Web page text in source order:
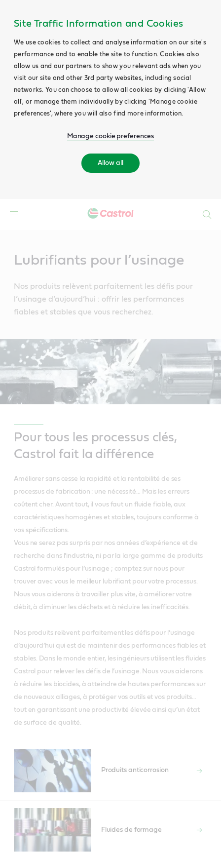
Site Traffic Information and Cookies
We use cookies to collect and analyse information on our site's
performance and to enable the site to function. Cookies also
allow us and our partners to show you relevant ads when you
visit our site and other 3rd party websites, including social
networks. You can choose to allow all cookies by clicking 'Allow
all', or manage them individually by clicking 'Manage cookie
preferences', where you will also find more information.
Manage cookie preferences
Allow all
Lubrifiants pour l’usinage
Nos produits relèvent parfaitement les défis pour
l’usinage d’aujourd’hui : offrir les performances
fiables et stables que vous recherchez.
Pour tous les processus clés,
Castrol fait la différence
Améliorer sans cesse la rapidité et la rentabilité de ses
processus de fabrication : une nécessité… Mais les erreurs
coûtent cher. Avant tout, il vous faut un fluide fiable, aux
caractéristiques homogènes et stables, toujours conforme à
vos spécifications.
Vous ne serez pas surpris par nos années d’expérience et de
recherche dans l’industrie, ni par la large gamme de produits
Castrol formulés pour l’usinage ; comptez sur nous pour
trouver avec vous le meilleur lubrifiant pour votre processus.
Nous vous aiderons à travailler plus vite, à améliorer votre
débit, à diminuer les déchets et à réduire les inefficacités.
Nos produits relèvent parfaitement les défis pour l’usinage
d’aujourd’hui qui est de maintenir des performances fiables et
stables. Dans le monde entier, les ingénieurs utilisent les fluides
Castrol pour relever les défis de l’usinage. Nous vous aiderons
à réduire les biocides, à atteindre de hautes performances sur
de nouveaux alliages, à protéger vos outils et vos produits…
tout en garantissant une productivité élevée ainsi qu’un état
de surface de qualité.
Produits anticorrosion
Fluides de formage